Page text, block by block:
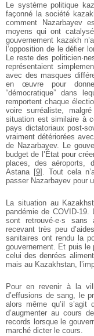
Le système politique
façonné la société
comment Nazarbayev
moyens qui ont
gouvernement kazakh
l’opposition de le défier
Le reste des
représentaient
avec des masques
en œuvre pour
“démocratique” dans
remportent chaque
voire surréaliste,
situation est similaire à
pays dictatoriaux post-
vraiment détériorées
de Nazarbayev. Le
budget de l’État pour
places, des aéroports,
Astana[9] . Tout cela
passer Nazarbayev pour
La situation au
pandémie de COVID-19.
sont retrouvé·e·s
recevant très peu
sanitaires ont rendu la
gouvernement. Et puis le
celui des denrées
mais au Kazakhstan,
Pour en revenir à la
d’effusions de sang, le
alors même qu’il
d’augmenter au cours
records lorsque le
marché dicter le cours.